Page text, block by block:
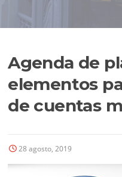
Agenda de
elementos
de cuentas
28 agosto, 2019